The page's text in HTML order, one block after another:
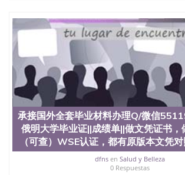
University）圣何塞州立大学学位证（San
University）圣何塞州立大学结业证（San
University）圣何塞州立大学结业证（San
University）圣何塞州立大学结业证（
University）圣何塞州立大学学位证（
University）圣何塞州立大学学位证（San
University）圣何塞州立大学学历证书（
State University）圣何塞州立大学学历
Jose State University）圣何塞州立大学
（San Jose State University）澳洲读书
文凭学位qq微信551190476澳洲读CQU
学学历 绩单购买学位证书/澳洲读本科
买澳洲大学毕业证成绩单假文凭学历
offieUniversityofSouthernQueensland 澳
承接国外全套毕业材料办理Q/微信
俄明大学毕业证||成绩单||做文凭证书，
（可查）WSE认证，都有原版本文凭
dfnsen Salud y Belleza
0 Respuestas